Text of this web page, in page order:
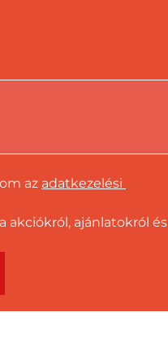
az adatkezelési
akciókról, ajánlatokról és